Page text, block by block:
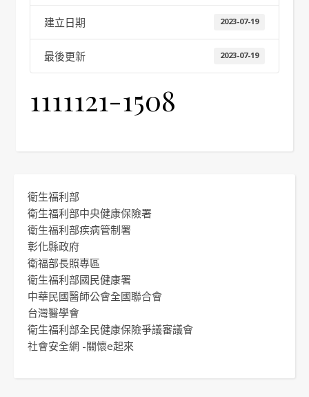
建立日期 2023-07-19
最後更新 2023-07-19
1111121-1508
衛生福利部
衛生福利部中央健康保險署
衛生福利部疾病管制署
彰化縣政府
衛福部長照專區
衛生福利部國民健康署
中華民國醫師公會全國聯合會
台灣醫學會
衛生福利部全民健康保險爭議審議會
社會安全網 -關懷e起來